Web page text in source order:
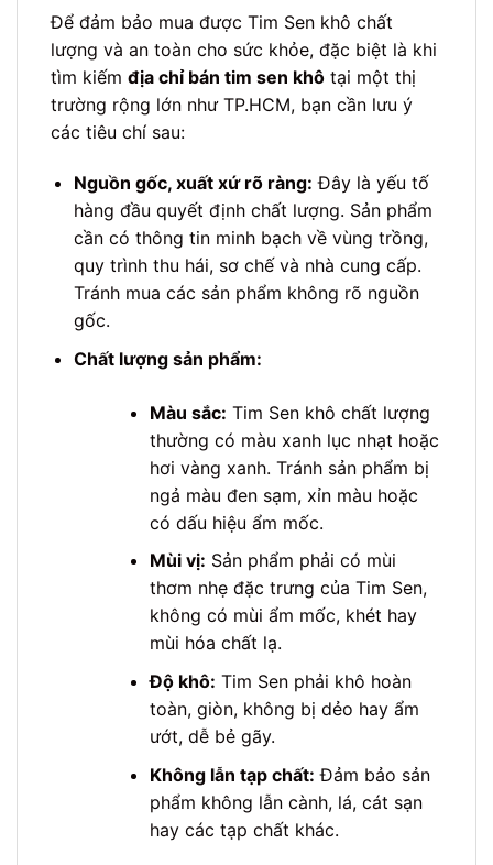
Để đảm bảo mua được Tim Sen khô chất
lượng và an toàn cho sức khỏe, đặc biệt là khi
tìm kiếm địa chỉ bán tim sen khô tại một thị
trường rộng lớn như TP.HCM, bạn cần lưu ý
các tiêu chí sau:
Nguồn gốc, xuất xứ rõ ràng: Đây là yếu tố
hàng đầu quyết định chất lượng. Sản phẩm
cần có thông tin minh bạch về vùng trồng,
quy trình thu hái, sơ chế và nhà cung cấp.
Tránh mua các sản phẩm không rõ nguồn
gốc.
Chất lượng sản phẩm:
Màu sắc: Tim Sen khô chất lượng
thường có màu xanh lục nhạt hoặc
hơi vàng xanh. Tránh sản phẩm bị
ngả màu đen sạm, xỉn màu hoặc
có dấu hiệu ẩm mốc.
Mùi vị: Sản phẩm phải có mùi
thơm nhẹ đặc trưng của Tim Sen,
không có mùi ẩm mốc, khét hay
mùi hóa chất lạ.
Độ khô: Tim Sen phải khô hoàn
toàn, giòn, không bị dẻo hay ẩm
ướt, dễ bẻ gãy.
Không lẫn tạp chất: Đảm bảo sản
phẩm không lẫn cành, lá, cát sạn
hay các tạp chất khác.